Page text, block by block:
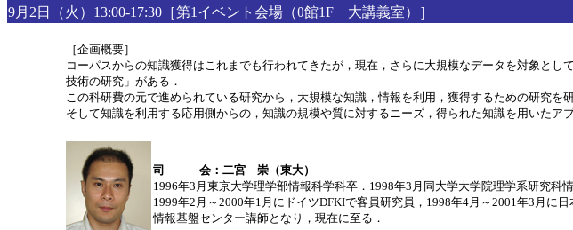
9月2日（火）13:00-17:30［第1イベント会場（θ館1F 大講義室）］
［企画概要］
コーパスからの知識獲得はこれまでも行われてきたが，現在，さらに大規模なデータを対象と
技術の研究」がある．
この科研費の元で進められている研究から，大規模な知識，情報を利用，獲得するための研究
そして知識を利用する応用側からの，知識の規模や質に対するニーズ，得られた知識を用いたア
司 会：二宮 崇（東大）
1996年3月東京大学理学部情報科学科卒．1998年3月同大学大学院理学系研究
1999年2月～2000年1月にドイツDFKIで客員研究員，1998年4月～2001年3月に
情報基盤センター講師となり，現在に至る．